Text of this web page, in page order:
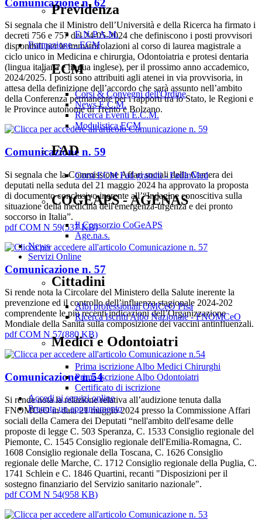
Previdenza
E.N.P.A.M.
Formazione - ECM
ECM
Corsi & Convegni dell'Ordine
News E.C.M.
Ricerca Eventi E.C.M.
Modulistica ECM
FAD
Corsi ECM Fad gratuiti - FadInMed
COGEAPS - AGENAS
Il Consorzio CoGeAPS
Age.na.s.
News
Servizi Online
Cittadini
Albi professionali OMCeO Pisa
Ricerca Iscritti Albo Nazionale - FNOMCeO
Medici e Odontoiatri
Prima iscrizione Albo Medici Chirurghi
Prima iscrizione Albo Odontoiatri
Certificato di iscrizione
Accedi ai servizi online
Prenota un appuntamento
Si segnala che il Ministro dell’Università e della Ricerca ha firmato i
decreti 756 e 757 del 24-05-2024 che definiscono i posti provvisori
disponibili per le immatricolazioni al corso di laurea magistrale a
ciclo unico in Medicina e chirurgia, Odontoiatria e protesi dentaria
(lingua italiana e lingua inglese), per il prossimo anno accademico,
2024/2025. I posti sono attribuiti agli atenei in via provvisoria, in
attesa della definizione dell’accordo che sarà assunto nell’ambito
della Conferenza permanente per i rapporti tra lo Stato, le Regioni e
le Province autonome di Trento e Bolzano.
Comunicazione n. 59
Si segnala che la Commissione Affari sociali della Camera dei
deputati nella seduta del 21 maggio 2024 ha approvato la proposta
di documento conclusivo inerente all’“Indagine conoscitiva sulla
situazione della medicina dell'emergenza-urgenza e dei pronto
soccorso in Italia”.
pdfCOM N 59(537 KB)
Comunicazione n. 57
Si rende nota la Circolare del Ministero della Salute inerente la
prevenzione ed il controllo dell’influenza stagionale 2024-202
comprendente le più recenti indicazioni dell’Organizzazione
Mondiale della Sanità sulla composizione dei vaccini antinfluenzali.
pdfCOM N 57(880 KB)
Comunicazione n.54
Si rende nota la relazione relativa all’audizione tenuta dalla
FNOMCeO in data 21 maggio 2024 presso la Commissione Affari
sociali della Camera dei Deputati “nell'ambito dell'esame delle
proposte di legge C. 503 Speranza, C. 1533 Consiglio regionale del
Piemonte, C. 1545 Consiglio regionale dell'Emilia-Romagna, C.
1608 Consiglio regionale della Toscana, C. 1626 Consiglio
regionale delle Marche, C. 1712 Consiglio regionale della Puglia, C.
1741 Schlein e C. 1846 Quartini, recanti "Disposizioni per il
sostegno finanziario del Servizio sanitario nazionale".
pdfCOM N 54(958 KB)